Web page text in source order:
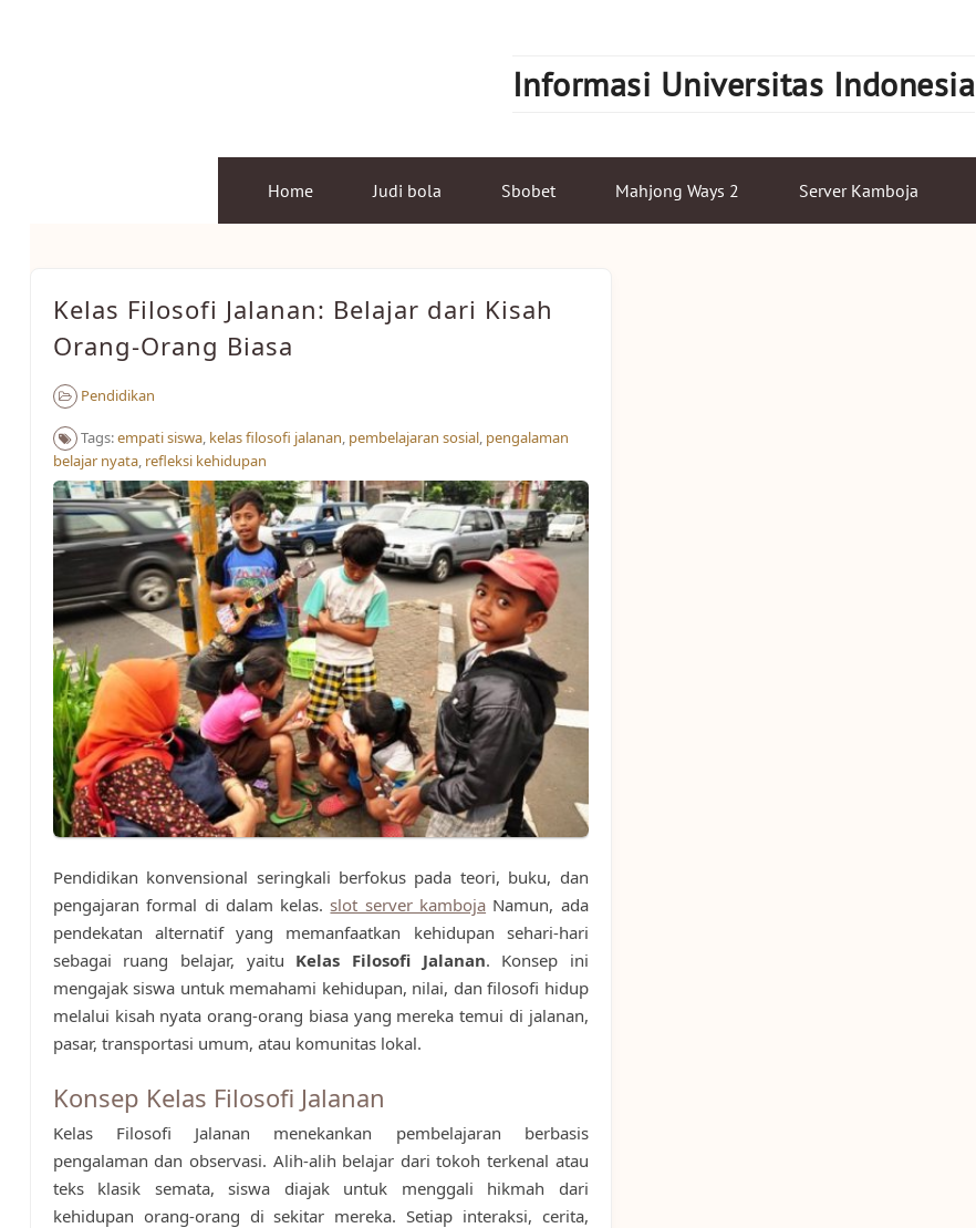
Informasi Universitas Indonesia
Home Judi bola Sbobet Mahjong Ways 2 Server Kamboja
Kelas Filosofi Jalanan: Belajar dari Kisah
Orang-Orang Biasa
Pendidikan
Tags:empati siswa, kelas filosofi jalanan, pembelajaran sosial, pengalaman
belajar nyata, refleksi kehidupan
Pendidikan konvensional seringkali berfokus pada teori, buku, dan
pengajaran formal di dalam kelas. slot server kamboja Namun, ada
pendekatan alternatif yang memanfaatkan kehidupan sehari-hari
sebagai ruang belajar, yaitu Kelas Filosofi Jalanan. Konsep ini
mengajak siswa untuk memahami kehidupan, nilai, dan filosofi hidup
melalui kisah nyata orang-orang biasa yang mereka temui di jalanan,
pasar, transportasi umum, atau komunitas lokal.
Konsep Kelas Filosofi Jalanan
Kelas Filosofi Jalanan menekankan pembelajaran berbasis
pengalaman dan observasi. Alih-alih belajar dari tokoh terkenal atau
teks klasik semata, siswa diajak untuk menggali hikmah dari
kehidupan orang-orang di sekitar mereka. Setiap interaksi, cerita,